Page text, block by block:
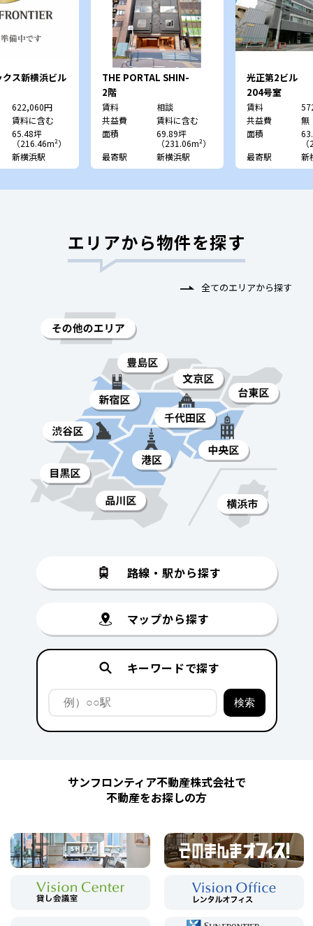
ス新横浜ビル
622,060円
賃料に含む
65.48坪
（216.46m²）
新横浜駅
THE PORTAL SHIN-
YOKOHAMA
2階
賃料
相談
共益費
賃料に含む
面積
69.89坪
（231.06m²）
最寄駅
新横浜駅
光正第2ビル
204号室
賃料
共益費
無
面積
最寄駅
新
エリアから物件を探す
全てのエリアから探す
路線・駅から探す
マップから探す
キーワードで探す
サンフロンティア不動産株式会社で
不動産をお探しの方